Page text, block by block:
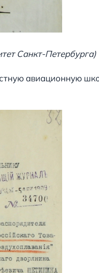
Санкт-Петербурга)
авиационную